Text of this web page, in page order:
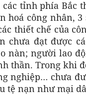
tỉnh phía Bắc
hoá công nhân,
thiết chế của
chưa đạt được
nàn; người lao
thần. Trong khi
nghiệp… chưa
tệ nạn như mại